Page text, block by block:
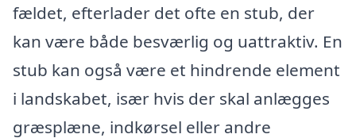
fældet, efterlader det ofte en stub, der
kan være både besværlig og uattraktiv. En
stub kan også være et hindrende element
i landskabet, især hvis der skal anlægges
græsplæne, indkørsel eller andre